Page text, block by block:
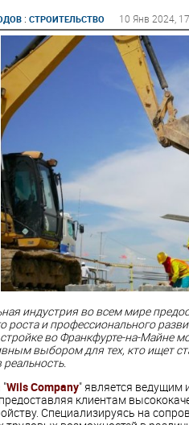
: СТРОИТЕЛЬСТВО 10 Янв 2024,
индустрия во всем мире
роста и профессионального
во Франкфурте-на-Майне
выбором для тех, кто ищет
Wils Company" является ведущим
клиентам
Специализируясь на